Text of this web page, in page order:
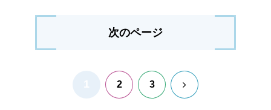
次のページ
2 3 次